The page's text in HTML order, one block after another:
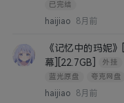
已完结
haijiao 8月前
《记忆中的玛妮
幕][22.7GB]
外挂
蓝光原盘
夸克网盘
haijiao 8月前